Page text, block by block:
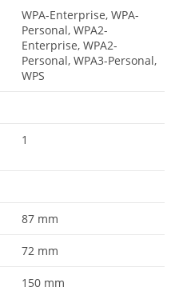
WPA-Enterprise, WPA-
Personal, WPA2-
Enterprise, WPA2-
Personal, WPA3-Personal,
WPS
1
87 mm
72 mm
150 mm